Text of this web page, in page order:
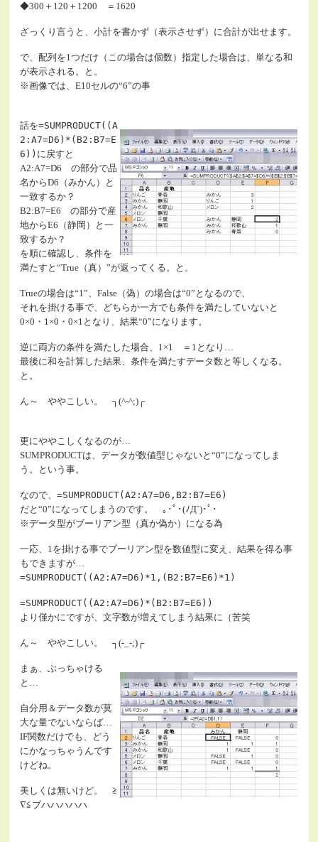
◆300＋120＋1200 ＝1620
ざっくり言うと、小計を書かず（表示させず）に合計が出せます。
で、配列を1つだけ（この場合は個数）指定した場合は、単なる和
が表示される。と。
※画像では、E10セルの“6”の事
話を=SUMPRODUCT((A
2:A7=D6)*(B2:B7=E
6)) に戻すと
A2:A7=D6 の部分で品
名からD6（みかん）と
一致するか？
B2:B7=E6 の部分で産
地からE6（静岡）と一
致するか？
を順に確認し、条件を
満たすと“True（真）”が返ってくる。と。
Trueの場合は“1”、False（偽）の場合は“0”となるので、
それを掛ける事で、どちらか一方でも条件を満たしていないと
0×0・1×0・0×1となり、結果“0”になります。
逆に両方の条件を満たした場合、1×1 ＝1となり…
最後に和を計算した結果、条件を満たすデータ数と等しくなる。
と。
ん～ ややこしい。 ┐(^-^;)┌
更にややこしくなるのが…
SUMPRODUCTは、データが数値型じゃないと“0”になってしま
う。という事。
なので、=SUMPRODUCT(A2:A7=D6,B2:B7=E6)
だと“0”になってしまうのです。 ｡･ﾟ･(ﾉД`)･ﾟ･
※データ型がブーリアン型（真か偽か）になる為
一応、1を掛ける事でブーリアン型を数値型に変え、結果を得る事
もできますが…
=SUMPRODUCT((A2:A7=D6)*1,(B2:B7=E6)*1)
=SUMPRODUCT((A2:A7=D6)*(B2:B7=E6))
より僅かにですが、文字数が増えてしまう結果に（苦笑
ん～ ややこしい。 ┐(-_-;)┌
まぁ、ぶっちゃける
と…
自分用＆データ数が莫
大な量でないならば…
IF関数だけでも、どう
にかなっちゃうんです
けどね。
美しくは無いけど。 ≧
∇≦ブハハハハハ